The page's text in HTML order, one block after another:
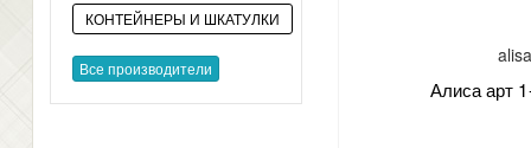
КОНТЕЙНЕРЫ И ШКАТУЛКИ
Все производители
Алиса арт